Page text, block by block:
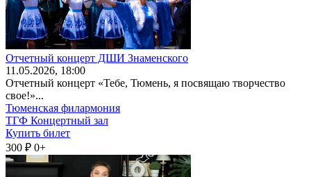
Отчетный концерт ДШИ Знаменского
11 .05.2026, 18:00
Отчетный концерт «Тебе, Тюмень, я посвящаю творчество
свое!»...
Тюменская филармония
ТГФ Концертный зал
Купить билет
300 ₽ 0+